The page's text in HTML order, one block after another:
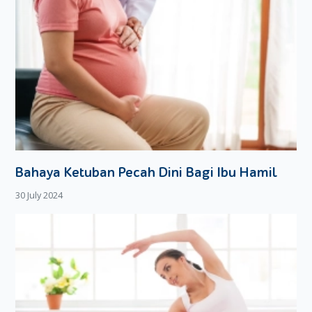
Ciri-Ciri Ruam Popok Akan Sembuh
Ada beberapa indikator yang bisa digunakan untuk melihat
ciri-ciri ruam popok bayi akan sembuh. Salah satunya adalah
kondisi bayi yang sudah tidak rewel dan kembali ceria.
Bintik Kemerahan mulai pudar
Bintik kemerahan saat ruam popok dalam kondisi berat,
akan terlihat sangat banyak dan memenuhi area
perihnya akan dirasakan oleh Si Kecil, rasa tidak nyaman
merupakan ciri-ciri ruam popok akan sembuh. Moms
bisa menjaganya supaya tetap kering dengan
mengangin-anginkan wilayah yang terkena ruam popok.
Moms bisa melepas dulu popok yang digunakannya,
sehingga kondisi kulit bayi tidak lembab dan bisa tetap
Bahaya Ketuban Pecah Dini Bagi Ibu Hamil
30 July 2024